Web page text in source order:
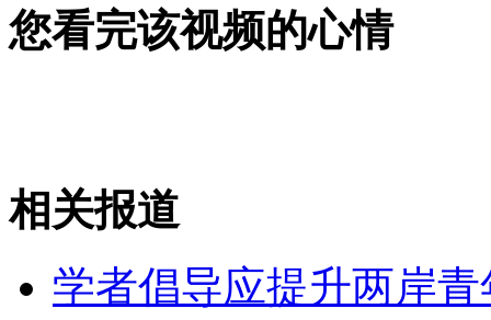
消防员救轻生者
纽约上演“枕头大战”
您看完该视频的心情
相关报道
学者倡导应提升两岸